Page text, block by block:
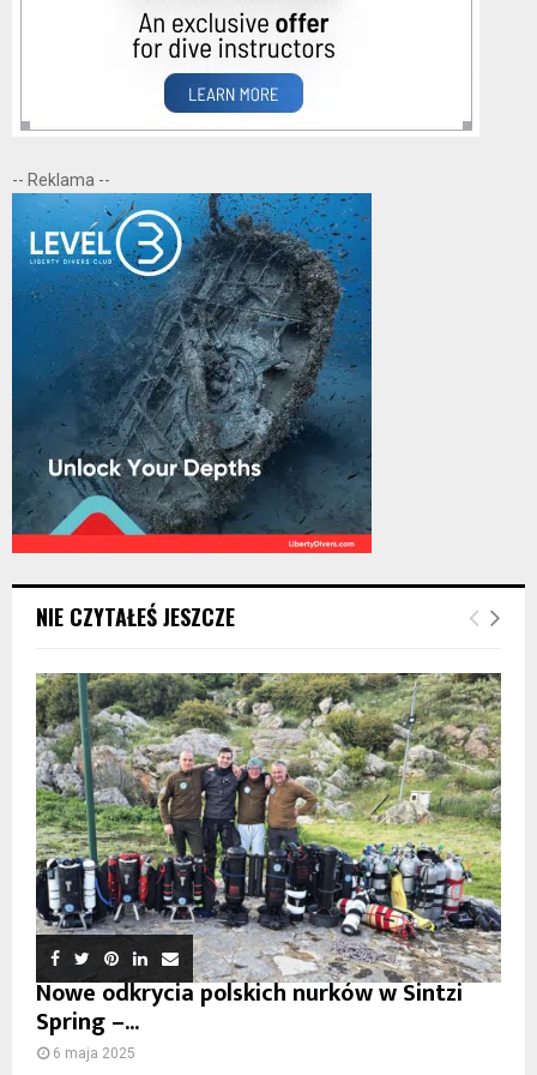
-- Reklama --
NIE CZYTAŁEŚ JESZCZE
Nowe odkrycia polskich nurków w Sintzi
Spring –...
6 maja 2025